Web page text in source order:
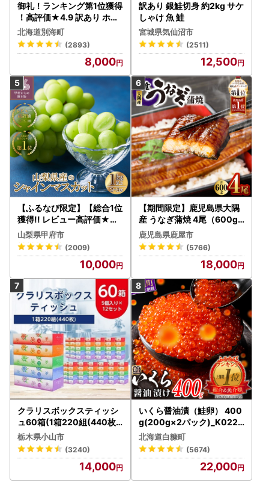
御礼！ランキング第1位獲得
！高評価★4.9 訳あり ホタ
テ 400g（ほたて 帆立 貝柱
冷凍 ）
北海道別海町
(2893)
8,000
訳あり 銀鮭切身 約2kg サケ
しゃけ 魚 鮭
宮城県気仙沼市
(2511)
12,500
【ふるなび限定】【総合1位
獲得!! レビュー高評価★】
〈2026年度配送分〉山梨
県産 シャインマスカット 2
～3房（1.0kg以上）シャイ
ン フルーツ FN-Limited-S
P
山梨県甲府市
(2009)
10,000
【期間限定】鹿児島県大隅
産 うなぎ蒲焼 4尾（600g
） KN007-004-04-cp18
うなぎ 鰻 魚 惣菜 総菜
鹿児島県鹿屋市
(5766)
18,000
クラリスボックスティッシ
ュ60箱(1箱220組(440枚))
(5個入り×12セット)【配送
不可地域：離島・沖縄県】
【1256759】
栃木県小山市
(3240)
14,000
いくら醤油漬（鮭卵） 400
g(200g×2パック)_K022-
1676
北海道白糠町
(5674)
22,000